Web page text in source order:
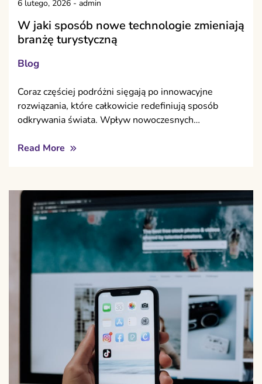
6 lutego, 2026 - admin
W jaki sposób nowe technologie zmieniają
branżę turystyczną
Blog
Coraz częściej podróżni sięgają po innowacyjne
rozwiązania, które całkowicie redefiniują sposób
odkrywania świata. Wpływ nowoczesnych…
Read More